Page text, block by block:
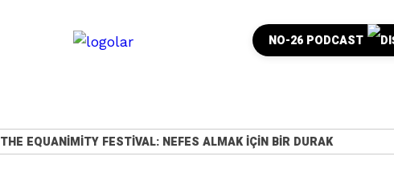
NO-26 PODCAST
THE EQUANIMITY FESTIVAL: NEFES ALMAK İÇIN BIR DURAK